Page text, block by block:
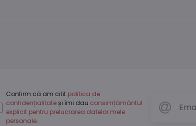
Confirm că am citit politica de
confidențialitateși îmi dau consimțământul
explicit pentru prelucrarea datelor mele
personale.